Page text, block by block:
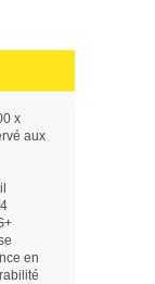
x
aux
en